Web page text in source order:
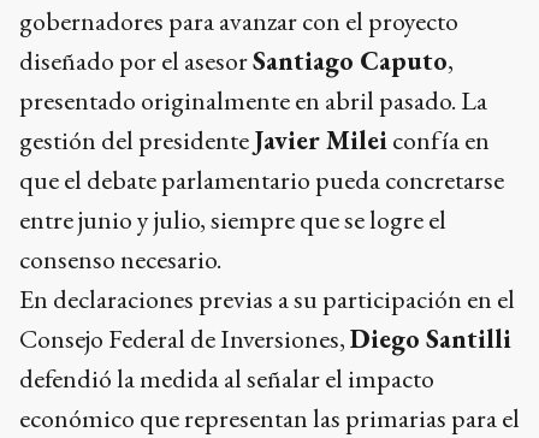
gobernadores para avanzar con el proyecto
diseñado por el asesorSantiago Caputo,
presentado originalmente en abril pasado. La
gestión del presidenteJavier Mileiconfía en
que el debate parlamentario pueda concretarse
entre junio y julio, siempre que se logre el
consenso necesario.
En declaraciones previas a su participación en el
Consejo Federal de Inversiones,Diego Santilli
defendió la medida al señalar el impacto
económico que representan las primarias para el